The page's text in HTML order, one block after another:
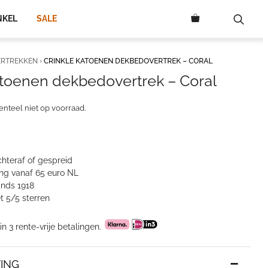
SALE
of gespreid
vanaf 65 euro NL
1918
5/5 sterren
3 rente-vrije betalingen.
›CRINKLE KATOENEN DEKBEDOVERTREK – CORAL
dekbedovertrek – Coral
niet op voorraad.